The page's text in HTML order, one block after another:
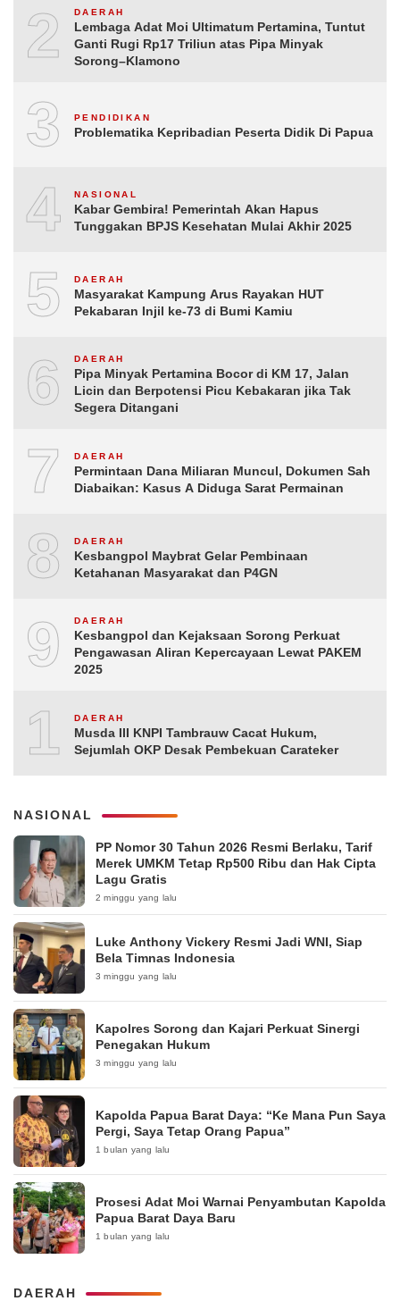
2 DAERAH
Lembaga Adat Moi Ultimatum Pertamina, Tuntut
Ganti Rugi Rp17 Triliun atas Pipa Minyak
Sorong–Klamono
3 PENDIDIKAN
Problematika Kepribadian Peserta Didik Di Papua
4 NASIONAL
Kabar Gembira! Pemerintah Akan Hapus
Tunggakan BPJS Kesehatan Mulai Akhir 2025
5 DAERAH
Masyarakat Kampung Arus Rayakan HUT
Pekabaran Injil ke-73 di Bumi Kamiu
6 DAERAH
Pipa Minyak Pertamina Bocor di KM 17, Jalan
Licin dan Berpotensi Picu Kebakaran jika Tak
Segera Ditangani
7 DAERAH
Permintaan Dana Miliaran Muncul, Dokumen Sah
Diabaikan: Kasus A Diduga Sarat Permainan
8 DAERAH
Kesbangpol Maybrat Gelar Pembinaan
Ketahanan Masyarakat dan P4GN
9 DAERAH
Kesbangpol dan Kejaksaan Sorong Perkuat
Pengawasan Aliran Kepercayaan Lewat PAKEM
2025
10DAERAH
Musda III KNPI Tambrauw Cacat Hukum,
Sejumlah OKP Desak Pembekuan Carateker
NASIONAL
PP Nomor 30 Tahun 2026 Resmi Berlaku, Tarif
Merek UMKM Tetap Rp500 Ribu dan Hak Cipta
Lagu Gratis
2 minggu yang lalu
Luke Anthony Vickery Resmi Jadi WNI, Siap
Bela Timnas Indonesia
3 minggu yang lalu
Kapolres Sorong dan Kajari Perkuat Sinergi
Penegakan Hukum
3 minggu yang lalu
Kapolda Papua Barat Daya: “Ke Mana Pun Saya
Pergi, Saya Tetap Orang Papua”
1 bulan yang lalu
Prosesi Adat Moi Warnai Penyambutan Kapolda
Papua Barat Daya Baru
1 bulan yang lalu
DAERAH